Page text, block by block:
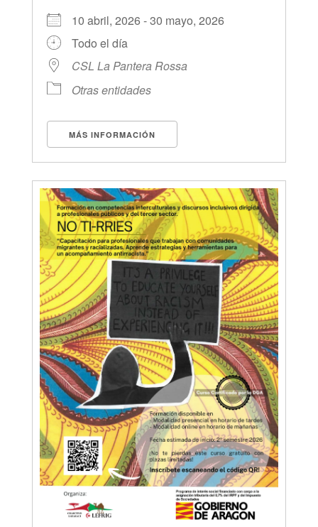
10 abril, 2026 - 30 mayo, 2026
Todo el día
CSL La Pantera Rossa
Otras entidades
MÁS INFORMACIÓN